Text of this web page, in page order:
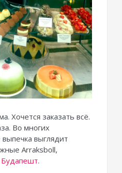
Хочется заказать всё.
Во многих
выпечка выглядит
Arraksboll,
Будапешт.